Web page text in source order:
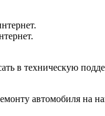
в техническую
автомобиля на